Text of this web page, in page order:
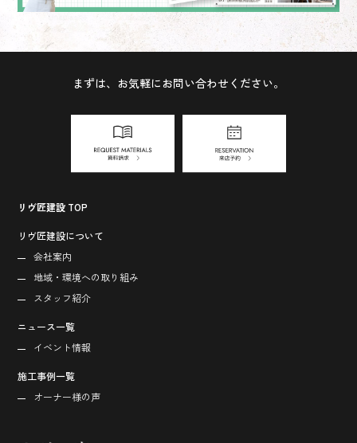
まずは、お気軽にお問い合わせください。
リヴ匠建設 TOP
リヴ匠建設について
会社案内
地域・環境への取り組み
スタッフ紹介
ニュース一覧
イベント情報
施工事例一覧
オーナー様の声